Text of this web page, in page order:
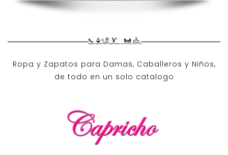
Ropa y Zapatos para Damas, Caballeros y Niños,
de todo en un solo catalogo